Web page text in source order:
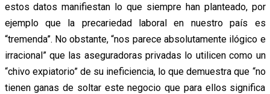
estos datos manifiestan lo que siempre han planteado, por
ejemplo que la precariedad laboral en nuestro país es
“tremenda”. No obstante, “nos parece absolutamente ilógico e
irracional” que las aseguradoras privadas lo utilicen como un
“chivo expiatorio” de su ineficiencia, lo que demuestra que “no
tienen ganas de soltar este negocio que para ellos significa